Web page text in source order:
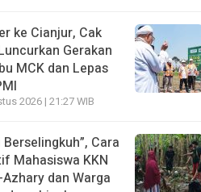
ke Cianjur, Cak
Gerakan
MCK dan Lepas
2026 | 21:27 WIB
Berselingkuh”, Cara
Mahasiswa KKN
Azhary dan Warga